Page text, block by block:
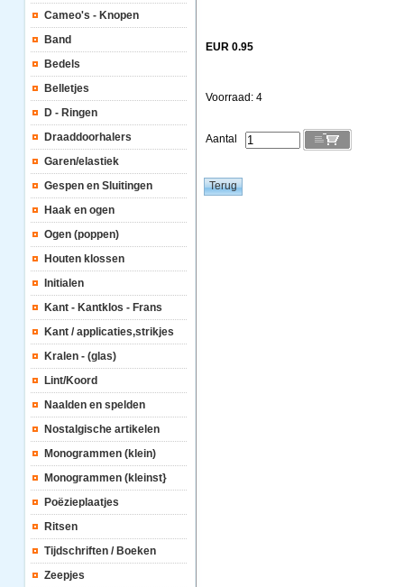
Cameo's - Knopen
Band
Bedels
Belletjes
D - Ringen
Draaddoorhalers
Garen/elastiek
Gespen en Sluitingen
Haak en ogen
Ogen (poppen)
Houten klossen
Initialen
Kant - Kantklos - Frans
Kant / applicaties,strikjes
Kralen - (glas)
Lint/Koord
Naalden en spelden
Nostalgische artikelen
Monogrammen (klein)
Monogrammen (kleinst}
Poëzieplaatjes
Ritsen
Tijdschriften / Boeken
Zeepjes
EUR 0.95
Voorraad: 4
Aantal